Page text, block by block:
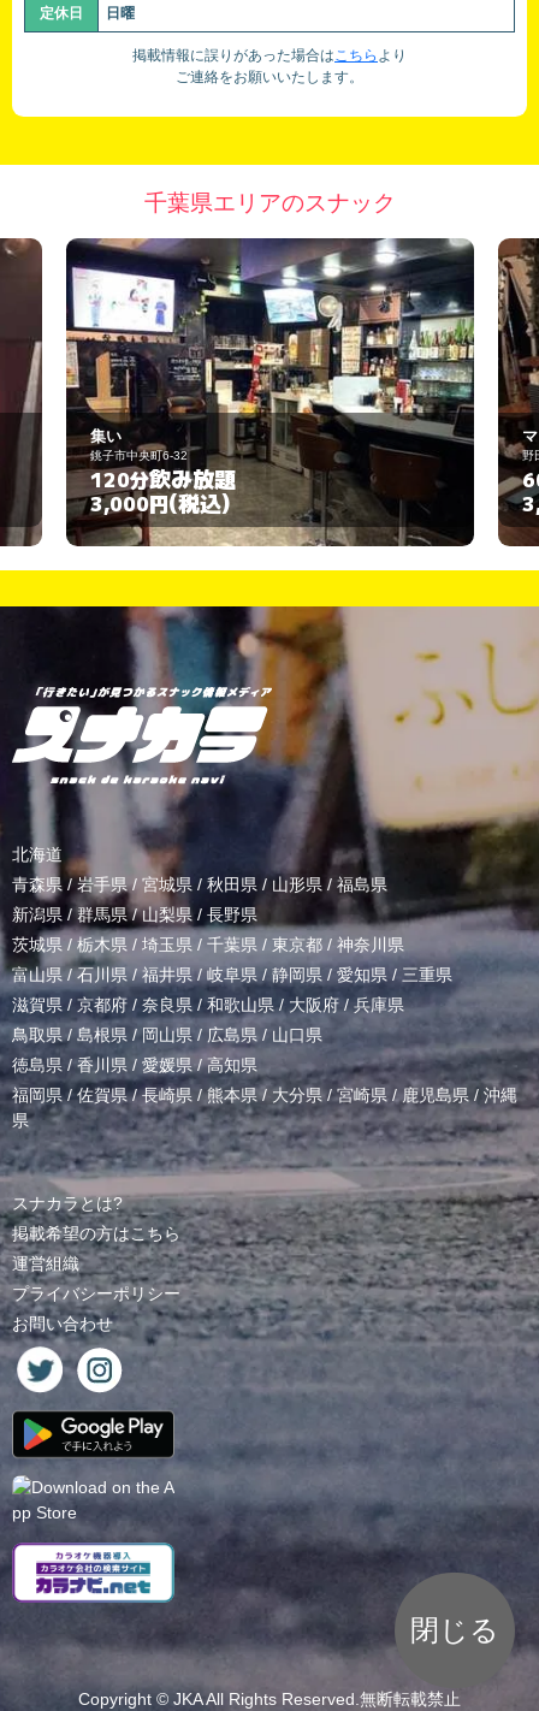
定休日 日曜
掲載情報に誤りがあった場合はこちら より
ご連絡をお願いいたします。
千葉県エリアのスナック
マーメイド
野田市岩名2023-18
60分飲み放題
3,000円(税込)
北海道
青森県 / 岩手県/ 宮城県 / 秋田県 / 山形県/ 福島県
新潟県 /群馬県/山梨県 / 長野県
茨城県 / 栃木県 / 埼玉県 / 千葉県 / 東京都 / 神奈川県
富山県 /石川県/福井県/岐阜県 / 静岡県 / 愛知県 / 三重県
滋賀県 / 京都府 / 奈良県 / 和歌山県/ 大阪府 /兵庫県
鳥取県/ 島根県 /岡山県/ 広島県 / 山口県
徳島県 /香川県 / 愛媛県/高知県
福岡県/佐賀県/長崎県 /熊本県/ 大分県/宮崎県 /鹿児島県 / 沖縄
県
スナカラとは?
掲載希望の方はこちら
運営組織
プライバシーポリシー
お問い合わせ
Copyright © JKAAll Rights Reserved.無断転載禁止
閉じる